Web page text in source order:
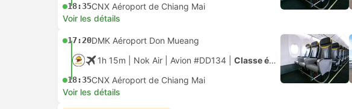
18:35CNX Aéroport de Chiang Mai
Voir les détails
17:20DMK Aéroport Don Mueang
1h 15m | Nok Air Avion #DD134 Classe économique
18:35CNX Aéroport de Chiang Mai
Voir les détails